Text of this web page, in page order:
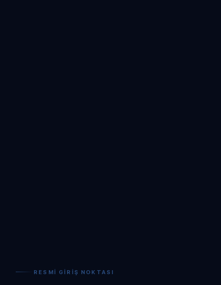
RESMI GIRIŞ NOKTASI